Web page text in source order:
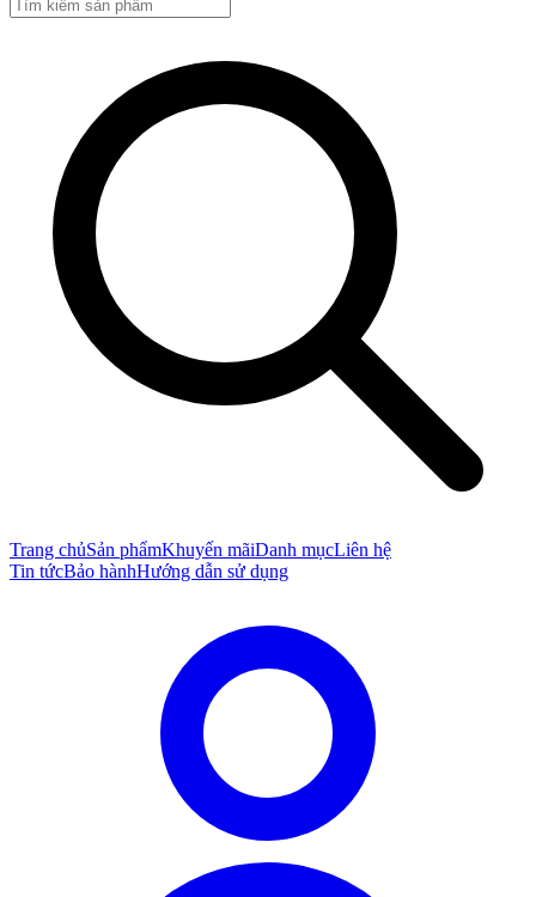
Trang chủSản phẩmKhuyến mãiDanh mụcLiên hệ
Tin tứcBảo hànhHướng dẫn sử dụng